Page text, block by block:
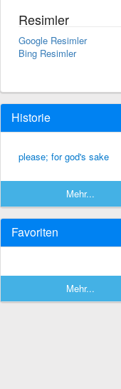
Resimler
Google Resimler
Bing Resimler
Historie
please; for god's sake
Mehr...
Favoriten
Mehr...